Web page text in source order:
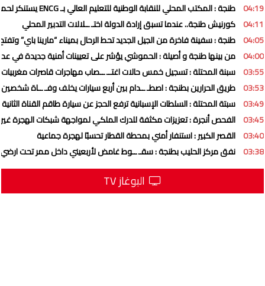
04:19 طنجة : المكتب المحلي للنقابة الوطنية للتعليم العالي بـ ENCG يستنكر لحملة ممنهجة تستهدف المؤسسة وهيئاتها التمثيلية
04:11 كورنيش طنجة.. عندما تسبق إرادة الدولة اختـ ــلالات التدبير المحلي
04:05 طنجة : سفينة فاخرة من الجيل الجديد تحط الرحال بميناء “مارينا باي”
04:00 من بينها طنجة و أصيلة : الحموشي يؤشر على تعيينات أمنية جديدة في
03:55 سبنة المحتلة : تسجيل خمس حالات اغتــ ــصاب مهاجرات قاصرات مغربيات
03:53 طريق الحرارين بطنجة : اصطـ ــدام بين أربع سيارات يخلف وفـ ــاة شخصين
03:49 سبتة المحتلة : السلطات الإسبانية ترفع الحجز عن سيارة طاقم القناة
03:45 الفحص أنجرة : تعزيزات مكثفة للدرك الملكي لمواجهة شبكات الهجرة غير
03:40 القصر الكبير : استنفار أمني بمحطة القطار تحسبًا لهجرة جماعية
03:38 نفق مركز الحليب بطنجة : سقـ ــوط غامض لأربعيني داخل ممر تحت ارضي
البوغاز TV